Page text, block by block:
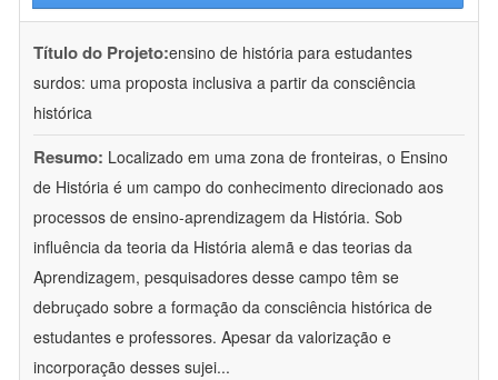
Título do Projeto:ensino de história para estudantes
surdos: uma proposta inclusiva a partir da consciência
histórica
Resumo: Localizado em uma zona de fronteiras, o Ensino
de História é um campo do conhecimento direcionado aos
processos de ensino-aprendizagem da História. Sob
influência da teoria da História alemã e das teorias da
Aprendizagem, pesquisadores desse campo têm se
debruçado sobre a formação da consciência histórica de
estudantes e professores. Apesar da valorização e
incorporação desses sujei...